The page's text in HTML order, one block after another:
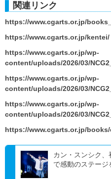
関連リンク
https://www.cgarts.or.jp/
https://www.cgarts.or.jp/kentei/
https://www.cgarts.or.jp/wp-
content/uploads/2026/03/
https://www.cgarts.or.jp/wp-
content/uploads/2026/03/
https://www.cgarts.or.jp/wp-
content/uploads/2026/03/
https://www.cgarts.or.jp/
カン・スンシク、
で感動のステージ